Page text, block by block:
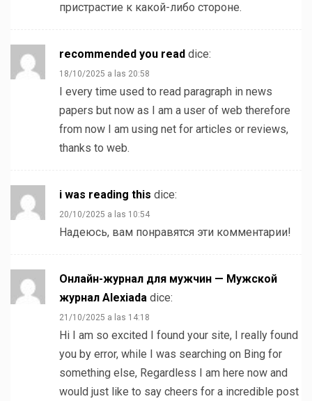
пристрастие к какой-либо стороне.
recommended you read dice:
18/10/2025 a las 20:58
I every time used to read paragraph in news
papers but now as I am a user of web therefore
from now I am using net for articles or reviews,
thanks to web.
i was reading this dice:
20/10/2025 a las 10:54
Надеюсь, вам понравятся эти комментарии!
Онлайн-журнал для мужчин — Мужской
журнал Alexiada dice:
21/10/2025 a las 14:18
Hi I am so excited I found your site, I really found
you by error, while I was searching on Bing for
something else, Regardless I am here now and
would just like to say cheers for a incredible post